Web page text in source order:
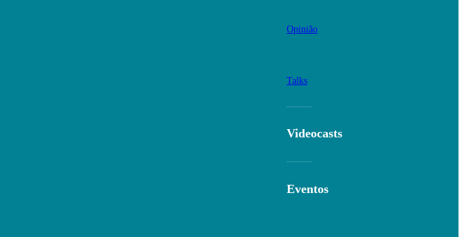
Opinião
Talks
Videocasts
Eventos